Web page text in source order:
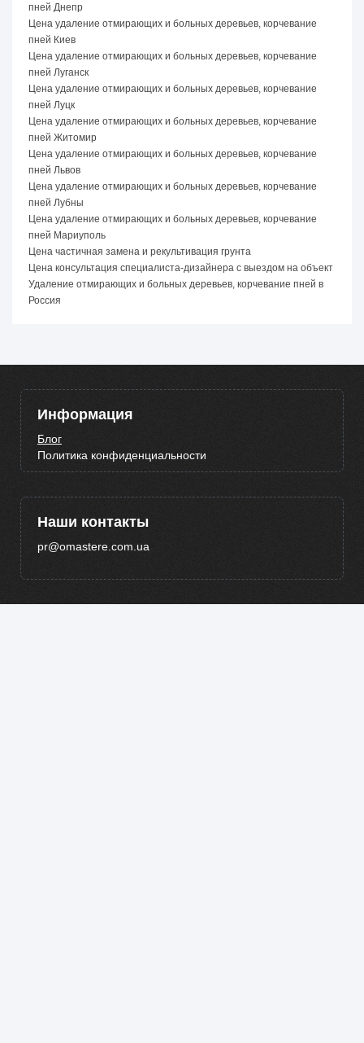
пней Днепр
Цена удаление отмирающих и больных деревьев, корчевание
пней Киев
Цена удаление отмирающих и больных деревьев, корчевание
пней Луганск
Цена удаление отмирающих и больных деревьев, корчевание
пней Луцк
Цена удаление отмирающих и больных деревьев, корчевание
пней Житомир
Цена удаление отмирающих и больных деревьев, корчевание
пней Львов
Цена удаление отмирающих и больных деревьев, корчевание
пней Лубны
Цена удаление отмирающих и больных деревьев, корчевание
пней Мариуполь
Цена частичная замена и рекультивация грунта
Цена консультация специалиста-дизайнера с выездом на объект
Удаление отмирающих и больных деревьев, корчевание пней в
Россия
Информация
Блог
Политика конфиденциальности
Наши контакты
pr@omastere.com.ua